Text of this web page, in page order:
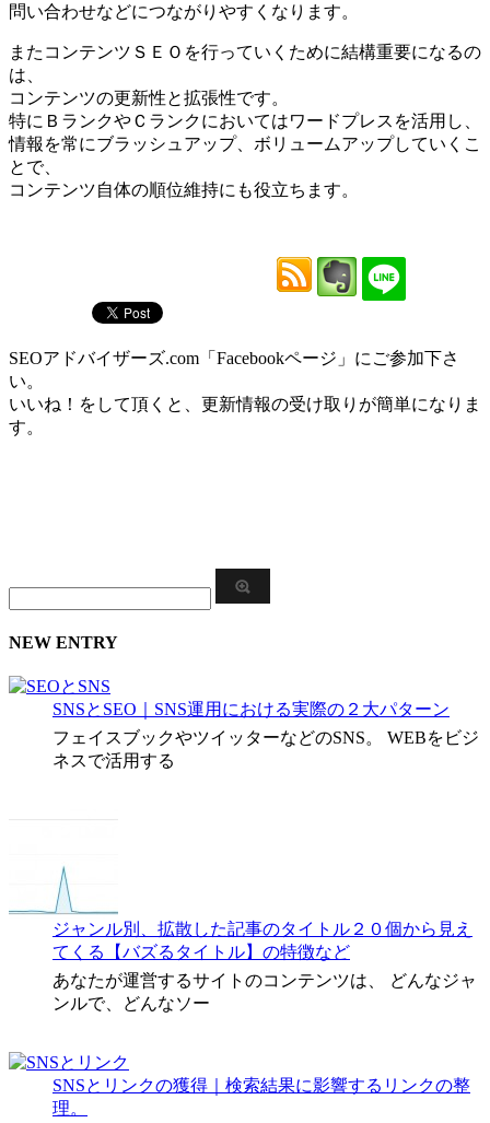
問い合わせなどにつながりやすくなります。
またコンテンツＳＥＯを行っていくために結構重要になるの
は、
コンテンツの更新性と拡張性です。
特にＢランクやＣランクにおいてはワードプレスを活用し、
情報を常にブラッシュアップ、ボリュームアップしていくこ
とで、
コンテンツ自体の順位維持にも役立ちます。
SEOアドバイザーズ.com「Facebookページ」にご参加下さ
い。
いいね！をして頂くと、更新情報の受け取りが簡単になりま
す。
NEW ENTRY
SNSとSEO｜SNS運用における実際の２大パターン
フェイスブックやツイッターなどのSNS。 WEBをビジ
ネスで活用する
ジャンル別、拡散した記事のタイトル２０個から見え
てくる【バズるタイトル】の特徴など
あなたが運営するサイトのコンテンツは、 どんなジャ
ンルで、どんなソー
SNSとリンクの獲得｜検索結果に影響するリンクの整
理。